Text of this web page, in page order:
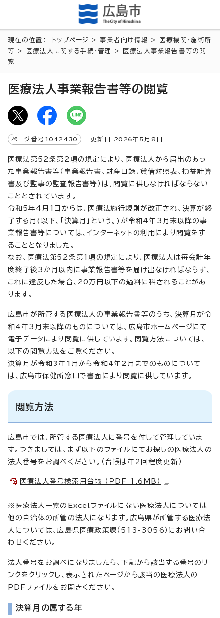
現在の位置： トップページ >事業者向け情報 >
医療機関・施術所
等
> 医療法人に関する手続・管理
> 医療法人事業報告書等の閲
覧
医療法人事業報告書等の閲覧
ページ番号 1042430 更新日 2026年5月8日
医療法第52条第2項の規定により、医療法人から届出のあっ
た事業報告書等（事業報告書、財産目録、貸借対照表、損益計算
書及び監事の監査報告書等）は、閲覧に供しなければならない
こととされています。
令和5年4月1日からは、医療法施行規則が改正され、決算が終
了する月(以下、「決算月」という。)が令和4年3月末以降の事
業報告書等については、インターネットの利用により閲覧をす
ることとなりました。
なお、医療法第52条第1項の規定により、医療法人は毎会計年
度終了後3か月以内に事業報告書等を届け出なければならず、
これに違反した場合、20万円以下の過料に科されることがあ
ります。
広島市が所管する医療法人の事業報告書等のうち、決算月が令
和4年3月末以降のものについては、広島市ホームページにて
電子データにより閲覧に供しています。閲覧方法については、
以下の閲覧方法をご覧ください。
決算月が令和3年1月から令和4年2月までのものについて
は、広島市保健所窓口で書面により閲覧に供しています。
閲覧方法
広島市では、所管する医療法人に番号を付して管理していま
す。つきましては、まず以下のファイルにてお探しの医療法人の
法人番号をお調べください。（台帳は年2回程度更新）
医療法人番号検索用台帳 （PDF 1.6MB）
※医療法人一覧のExcelファイルにない医療法人については
他の自治体の所管の法人になります。広島県が所管する医療法
人については、広島県医療政策課（513-3056）にお問い合
わせください。
法人番号をお調べになりましたら、下記から該当する番号のリ
ンクをクリックし、表示されたページから該当の医療法人の
PDFファイルをお開きください。
決算月の属する年